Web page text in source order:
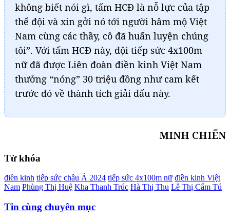
không biết nói gì, tấm HCĐ là nỗ lực của tập
thể đội và xin gởi nó tới người hâm mộ Việt
Nam cùng các thầy, cô đã huấn luyện chúng
tôi”. Với tấm HCĐ này, đội tiếp sức 4x100m
nữ đã được Liên đoàn điền kinh Việt Nam
thưởng “nóng” 30 triệu đồng như cam kết
trước đó về thành tích giải đấu này.
MINH CHIẾN
Từ khóa
điền kinh tiếp sức châu Á 2024 tiếp sức 4x100m nữ điền kinh Việt
Nam Phùng Thị Huệ Kha Thanh Trúc Hà Thị Thu Lê Thị Cẩm Tú
Tin cùng chuyên mục